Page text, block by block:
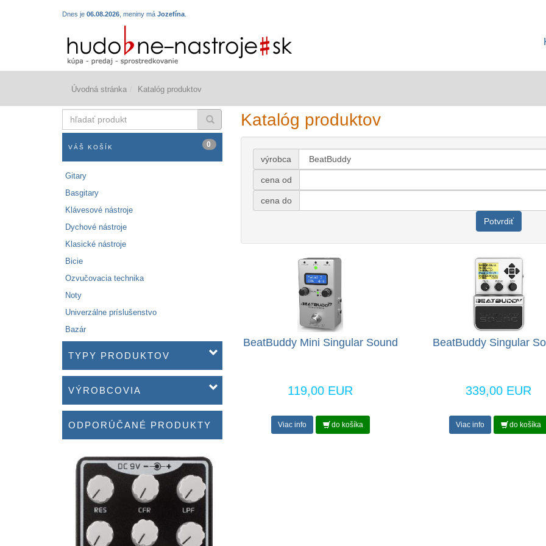
Dnes je 06.08.2026 , meniny má Jozefína
Úvodná stránka Katalóg produktov
produkt
VÁŠ KOŠÍK 0
Gitary
Basgitary
Klávesové nástroje
Dychové nástroje
Klasické nástroje
Bicie
Ozvučovacia technika
Noty
Univerzálne príslušenstvo
Bazár
TYPY PRODUKTOV
VÝROBCOVIA
ODPORÚČANÉ PRODUKTY
Katalóg produktov
výrobca
cena od
cena do
Potvrdiť
BeatBuddy Mini Singular Sound
119,00 EUR
Viac info do košíka
BeatBuddy Singular
339,00 EUR
Viac info do košíka